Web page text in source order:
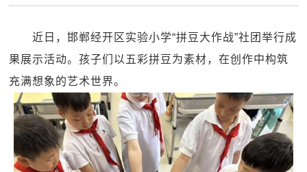
近日，邯郸经开区实验小学“拼豆大作战”社团举行成
果展示活动。孩子们以五彩拼豆为素材，在创作中构筑
充满想象的艺术世界。